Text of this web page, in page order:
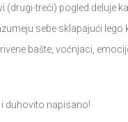
(drugi-treći) pogled deluje
sebe sklapajući
bašte, voćnjaci,
i duhovito napisano!